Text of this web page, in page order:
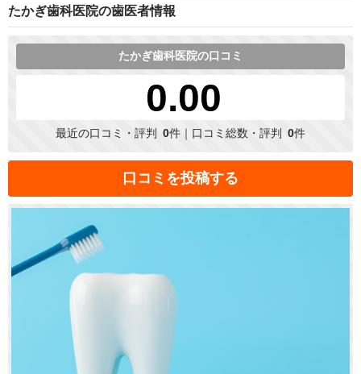
たかぎ歯科医院の歯医者情報
たかぎ歯科医院の口コミ
0.00
最近の口コミ・評判 0件｜口コミ総数・評判 0件
口コミを投稿する